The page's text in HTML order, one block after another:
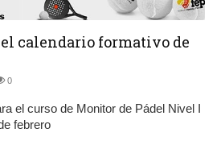
calendario formativo de
0
el curso de Monitor de Pádel Nivel I
febrero